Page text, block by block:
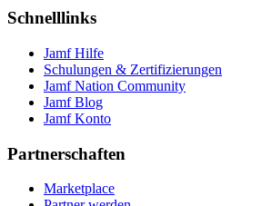
Schnelllinks
Jamf Hilfe
Schulungen & Zertifizierungen
Jamf Nation Community
Jamf Blog
Jamf Konto
Partnerschaften
Marketplace